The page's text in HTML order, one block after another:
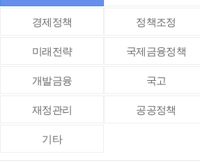
경제정책 정책조정
미래전략 국제금융정책
개발금융 국고
재정관리 공공정책
기타